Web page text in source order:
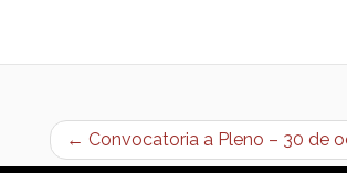
← Convocatoria a Pleno – 30 de